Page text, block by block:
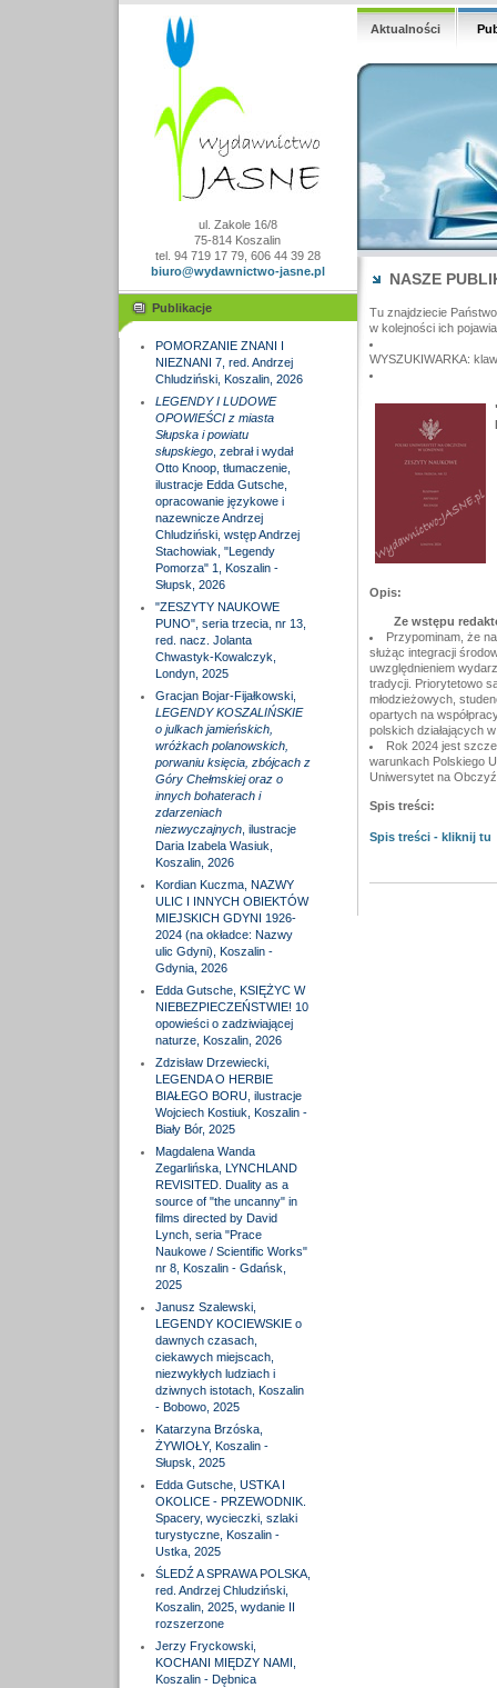
ul. Zakole 16/8
75-814 Koszalin
tel. 94 719 17 79, 606 44 39 28
biuro@wydawnictwo-jasne.pl
Publikacje
POMORZANIE ZNANI I
NIEZNANI 7, red. Andrzej
Chludziński, Koszalin, 2026
LEGENDY I LUDOWE
OPOWIEŚCI z miasta
Słupska i powiatu
słupskiego, zebrał i wydał
Otto Knoop, tłumaczenie,
ilustracje Edda Gutsche,
opracowanie językowe i
nazewnicze Andrzej
Chludziński, wstęp Andrzej
Stachowiak, "Legendy
Pomorza" 1, Koszalin -
Słupsk, 2026
"ZESZYTY NAUKOWE
PUNO", seria trzecia, nr 13,
red. nacz. Jolanta
Chwastyk-Kowalczyk,
Londyn, 2025
Gracjan Bojar-Fijałkowski,
LEGENDY KOSZALIŃSKIE
o julkach jamieńskich,
wróżkach polanowskich,
porwaniu księcia, zbójcach z
Góry Chełmskiej oraz o
innych bohaterach i
zdarzeniach
niezwyczajnych, ilustracje
Daria Izabela Wasiuk,
Koszalin, 2026
Kordian Kuczma, NAZWY
ULIC I INNYCH OBIEKTÓW
MIEJSKICH GDYNI 1926-
2024 (na okładce: Nazwy
ulic Gdyni), Koszalin -
Gdynia, 2026
Edda Gutsche, KSIĘŻYC W
NIEBEZPIECZEŃSTWIE! 10
opowieści o zadziwiającej
naturze, Koszalin, 2026
Zdzisław Drzewiecki,
LEGENDA O HERBIE
BIAŁEGO BORU, ilustracje
Wojciech Kostiuk, Koszalin -
Biały Bór, 2025
Magdalena Wanda
Zegarlińska, LYNCHLAND
REVISITED. Duality as a
source of "the uncanny" in
films directed by David
Lynch, seria "Prace
Naukowe / Scientific Works"
nr 8, Koszalin - Gdańsk,
2025
Janusz Szalewski,
LEGENDY KOCIEWSKIE o
dawnych czasach,
ciekawych miejscach,
niezwykłych ludziach i
dziwnych istotach, Koszalin
- Bobowo, 2025
Katarzyna Brzóska,
ŻYWIOŁY, Koszalin -
Słupsk, 2025
Edda Gutsche, USTKA I
OKOLICE - PRZEWODNIK.
Spacery, wycieczki, szlaki
turystyczne, Koszalin -
Ustka, 2025
ŚLEDŹ A SPRAWA POLSKA,
red. Andrzej Chludziński,
Koszalin, 2025, wydanie II
rozszerzone
Jerzy Fryckowski,
KOCHANI MIĘDZY NAMI,
Koszalin - Dębnica
Aktualności
NASZE
Tu znajdziecie
w kolejności ich
WYSZUKIWARKA:
Opis:
Ze wstępu
Przypominam, że
służąc integracji
uwzględnieniem
tradycji. Priorytetowo
młodzieżowych,
opartych na
polskich działających
Rok 2024 jest
warunkach Polskiego
Uniwersytet na
Spis treści:
Spis treści - kliknij tu